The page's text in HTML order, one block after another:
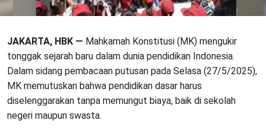
JAKARTA, HBK — Mahkamah Konstitusi (MK) mengukir
tonggak sejarah baru dalam dunia pendidikan Indonesia.
Dalam sidang pembacaan putusan pada Selasa (27/5/2025),
MK memutuskan bahwa pendidikan dasar harus
diselenggarakan tanpa memungut biaya, baik di sekolah
negeri maupun swasta.